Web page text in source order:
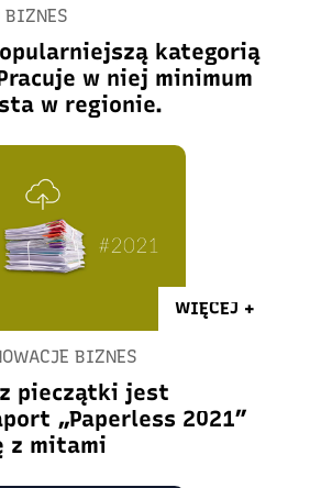
BIZNES
kategorią
w niej minimum
w regionie.
WIĘCEJ +
BIZNES
pieczątki jest
„Paperless 2021”
z mitami